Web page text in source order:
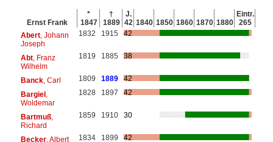
Ernst Frank
*
1847
†
1889
J.
42 1840 1850 1860 1870 1880
Eintr.
265
Abert, Johann
Joseph
1832 1915 42
Abt, Franz
Wilhelm
1819 1885 38
Banck, Carl 1809 1889
42
Bargiel,
Woldemar
1828 1897 42
Bartmuß,
Richard
1859 1910 30
Becker, Albert 1834 1899
42